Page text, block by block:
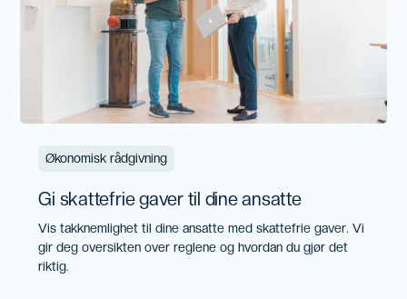
Økonomisk rådgivning
Gi skattefrie gaver til dine ansatte
Vis takknemlighet til dine ansatte med skattefrie gaver. Vi
gir deg oversikten over reglene og hvordan du gjør det
riktig.